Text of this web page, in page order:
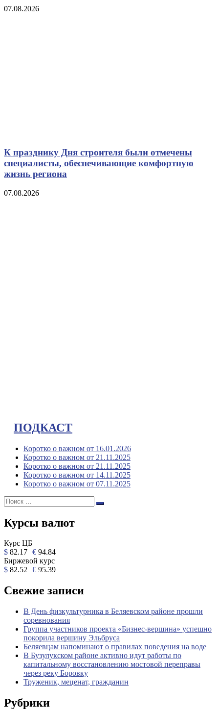
07.08.2026
К празднику Дня строителя были отмечены
специалисты, обеспечивающие комфортную
жизнь региона
07.08.2026
ПОДКАСТ
Коротко о важном от 16.01.2026
Коротко о важном от 21.11.2025
Коротко о важном от 21.11.2025
Коротко о важном от 14.11.2025
Коротко о важном от 07.11.2025
Поиск:
Поиск
Курсы валют
Курс ЦБ
$ 82.17 € 94.84
Биржевой курс
$ 82.52 € 95.39
Свежие записи
В День физкультурника в Беляевском районе прошли
соревнования
Группа участников проекта «Бизнес‑вершина» успешно
покорила вершину Эльбруса
Беляевцам напоминают о правилах поведения на воде
В Бузулукском районе активно идут работы по
капитальному восстановлению мостовой переправы
через реку Боровку
Труженик, меценат, гражданин
Рубрики